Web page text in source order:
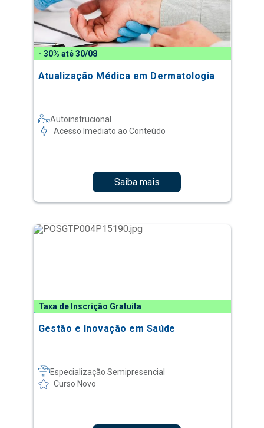
- 30% até 30/08
Atualização Médica em Dermatologia
Autoinstrucional
Acesso Imediato ao Conteúdo
Saiba mais
Taxa de Inscrição Gratuita
Gestão e Inovação em Saúde
Especialização Semipresencial
Curso Novo